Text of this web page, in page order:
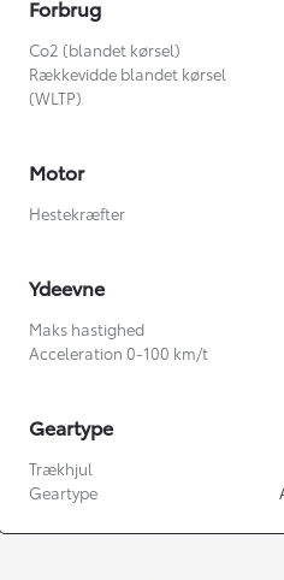
Forbrug
Co2 (blandet kørsel)
Rækkevidde blandet kørsel
(WLTP)
Motor
Hestekræfter
Ydeevne
Maks hastighed
Acceleration 0-100 km/t
Geartype
Trækhjul
Geartype